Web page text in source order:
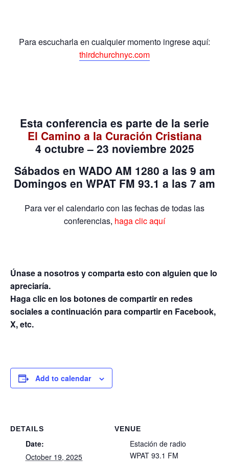
Para escucharla en cualquier momento ingrese aquí:
thirdchurchnyc.com
Esta conferencia es parte de la serie
El Camino a la Curación Cristiana
4 octubre – 23 noviembre 2025
Sábados en WADO AM 1280 a las 9 am
Domingos en WPAT FM 93.1 a las 7 am
Para ver el calendario con las fechas de todas las
conferencias, haga clic aquí
Únase a nosotros y comparta esto con alguien que lo
apreciaría.
Haga clic en los botones de compartir en redes
sociales a continuación para compartir en Facebook,
X, etc.
Add to calendar
DETAILS
Date:
October 19, 2025
VENUE
Estación de radio
WPAT 93.1 FM